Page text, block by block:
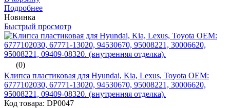
Подробнее
Новинка
Быстрый просмотр
(0)
Клипса пластиковая для Hyundai, Kia, Lexus, Toyota ОЕМ:
6777102030, 67771-13020, 94530670, 95008221, 30006620,
95008221, 09409-08320. (внутренняя отделка).
Код товара: DP0047